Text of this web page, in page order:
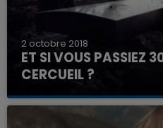
2 octobre 2018
ET SI VOUS PASSIEZ
CERCUEIL ?